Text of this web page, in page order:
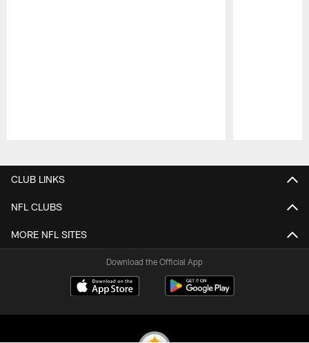
CLUB LINKS
NFL CLUBS
MORE NFL SITES
Download the Official App